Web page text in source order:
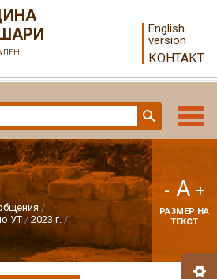
English
version
КОНТАКТ
УТ
2023 г.
- A +
РАЗМЕР НА
ТЕКСТ